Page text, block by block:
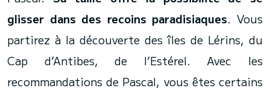
glisser dans des recoins paradisiaques. Vous
partirez à la découverte des îles de Lérins, du
Cap d’Antibes, de l’Estérel. Avec les
recommandations de Pascal, vous êtes certains